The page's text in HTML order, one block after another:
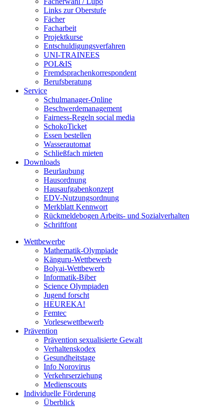
Links zur Oberstufe
Fächer
Facharbeit
Projektkurse
Entschuldigungsverfahren
UNI-TRAINEES
POL&IS
Fremdsprachenkorrespondent
Berufsberatung
Service
Schulmanager-Online
Beschwerdemanagement
Fairness-Regeln social media
SchokoTicket
Essen bestellen
Wasserautomat
Schließfach mieten
Downloads
Beurlaubung
Hausordnung
Hausaufgabenkonzept
EDV-Nutzungsordnung
Merkblatt Kennwort
Rückmeldebogen Arbeits- und Sozialverhalten
Schriftfont
Wettbewerbe
Mathematik-Olympiade
Känguru-Wettbewerb
Bolyai-Wettbewerb
Informatik-Biber
Science Olympiaden
Jugend forscht
HEUREKA!
Femtec
Vorlesewettbewerb
Prävention
Prävention sexualisierte Gewalt
Verhaltenskodex
Gesundheitstage
Info Norovirus
Verkehrserziehung
Medienscouts
Individuelle Förderung
Überblick